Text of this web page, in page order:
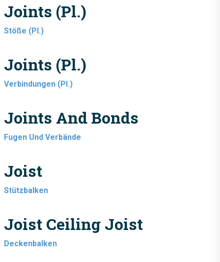
Joints (pl.)
Stöße (pl.)
Joints (pl.)
Verbindungen (pl.)
Joints And Bonds
Fugen Und Verbände
Joist
Stützbalken
Joist Ceiling Joist
Deckenbalken